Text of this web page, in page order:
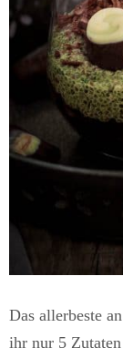
Das allerbeste
ihr nur 5